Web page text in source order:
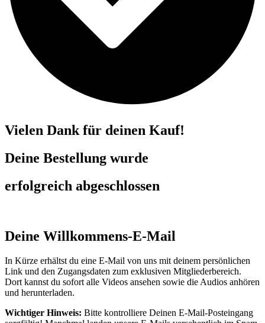
Vielen Dank für deinen Kauf!
Deine Bestellung wurde
erfolgreich abgeschlossen
Deine Willkommens-E-Mail
In Kürze erhältst du eine E-Mail von uns mit deinem persönlichen
Link und den Zugangsdaten zum exklusiven Mitgliederbereich.
Dort kannst du sofort alle Videos ansehen sowie die Audios anhören
und herunterladen.
Wichtiger Hinweis: Bitte kontrolliere Deinen E-Mail-Posteingang